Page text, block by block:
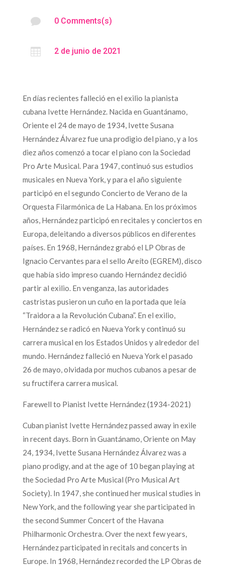
 0 Comments(s)
 2 de junio de 2021
En días recientes falleció en el exilio la pianista
cubana Ivette Hernández. Nacida en Guantánamo,
Oriente el 24 de mayo de 1934, Ivette Susana
Hernández Álvarez fue una prodigio del piano, y a los
diez años comenzó a tocar el piano con la Sociedad
Pro Arte Musical. Para 1947, continuó sus estudios
musicales en Nueva York, y para el año siguiente
participó en el segundo Concierto de Verano de la
Orquesta Filarmónica de La Habana. En los próximos
años, Hernández participó en recitales y conciertos en
Europa, deleitando a diversos públicos en diferentes
países. En 1968, Hernández grabó el LP Obras de
Ignacio Cervantes para el sello Areíto (EGREM), disco
que había sido impreso cuando Hernández decidió
partir al exilio. En venganza, las autoridades
castristas pusieron un cuño en la portada que leía
“Traidora a la Revolución Cubana”. En el exilio,
Hernández se radicó en Nueva York y continuó su
carrera musical en los Estados Unidos y alrededor del
mundo. Hernández falleció en Nueva York el pasado
26 de mayo, olvidada por muchos cubanos a pesar de
su fructífera carrera musical.
Farewell to Pianist Ivette Hernández (1934-2021)
Cuban pianist Ivette Hernández passed away in exile
in recent days. Born in Guantánamo, Oriente on May
24, 1934, Ivette Susana Hernández Álvarez was a
piano prodigy, and at the age of 10 began playing at
the Sociedad Pro Arte Musical (Pro Musical Art
Society). In 1947, she continued her musical studies in
New York, and the following year she participated in
the second Summer Concert of the Havana
Philharmonic Orchestra. Over the next few years,
Hernández participated in recitals and concerts in
Europe. In 1968, Hernández recorded the LP Obras de